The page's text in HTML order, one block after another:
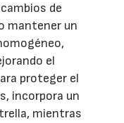
de
mantener un
el
proteger el
incorpora un
mientras